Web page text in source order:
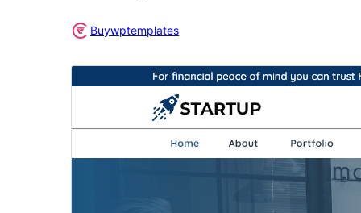
Buywptemplates